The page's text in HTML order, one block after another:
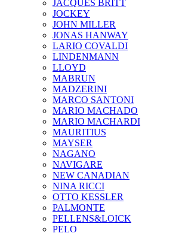
JAСQUES BRITT
JOCKEY
JOHN MILLER
JONAS HANWAY
LARIO COVALDI
LINDENMANN
LLOYD
MABRUN
MADZERINI
MARCO SANTONI
MARIO MACHADO
MARIO MACHARDI
MAURITIUS
MAYSER
NAGANO
NAVIGARE
NEW CANADIAN
NINA RICCI
OTTO KESSLER
PALMONTE
PELLENS&LOICK
PELO